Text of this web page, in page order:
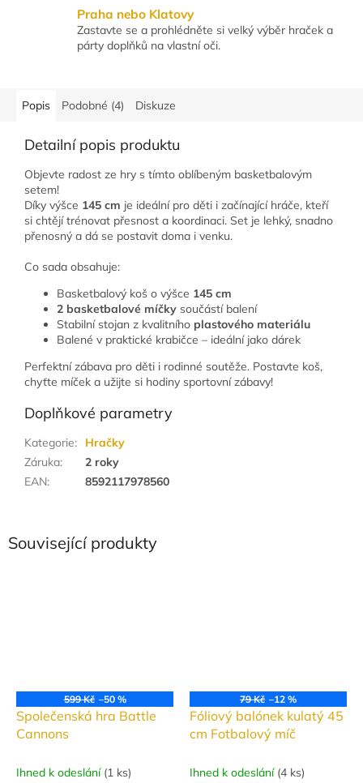
Praha nebo Klatovy
Zastavte se a prohlédněte si velký výběr hraček a
párty doplňků na vlastní oči.
Související produkty
599 Kč –50 %
Společenská hra Battle
Cannons
Ihned k odeslání (1 ks)
79 Kč –12 %
Fóliový balónek kulatý 45
cm Fotbalový míč
Ihned k odeslání (4 ks)
Popis Podobné (4) Diskuze
Detailní popis produktu
Objevte radost ze hry s tímto oblíbeným basketbalovým
setem!
Díky výšce 145 cm je ideální pro děti i začínající hráče, kteří
si chtějí trénovat přesnost a koordinaci. Set je lehký, snadno
přenosný a dá se postavit doma i venku.
Co sada obsahuje:
Basketbalový koš o výšce 145 cm
2 basketbalové míčky součástí balení
Stabilní stojan z kvalitního plastového materiálu
Balené v praktické krabičce – ideální jako dárek
Perfektní zábava pro děti i rodinné soutěže. Postavte koš,
chyťte míček a užijte si hodiny sportovní zábavy!
Doplňkové parametry
Kategorie:
Hračky
Záruka:
2 roky
EAN: 8592117978560